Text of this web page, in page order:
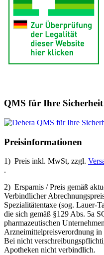
QMS für Ihre Sicherheit
Preisinformationen
1) Preis inkl. MwSt, zzgl.
.
2) Ersparnis / Preis gemäß
Verbindlicher
Spezialitätentaxe (sog. Lauer-
die sich gemäß §129 Abs. 5a
pharmazeutischen
Arzneimittelpreisverordnung in
Bei nicht
Apotheken nicht verbindlich.